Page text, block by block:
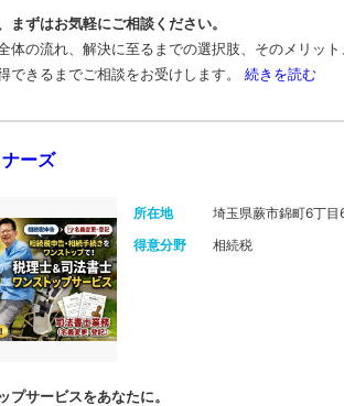
まずはお気軽にご相談ください。
体の流れ、解決に至るまでの選択肢、そのメリッ
できるまでご相談をお受けします。 続きを読む
ーズ
所在地
埼玉県蕨市錦町6丁目
得意分野
相続税
プサービスをあなたに。